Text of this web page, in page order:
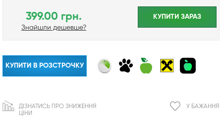
399.00 грн.
Знайшли дешевше?
КУПИТИ ЗАРАЗ
КУПИТИ В РОЗСТРОЧКУ
У БАЖАННЯ
ДІЗНАТИСЬ ПРО ЗНИЖЕННЯ
ЦІНИ